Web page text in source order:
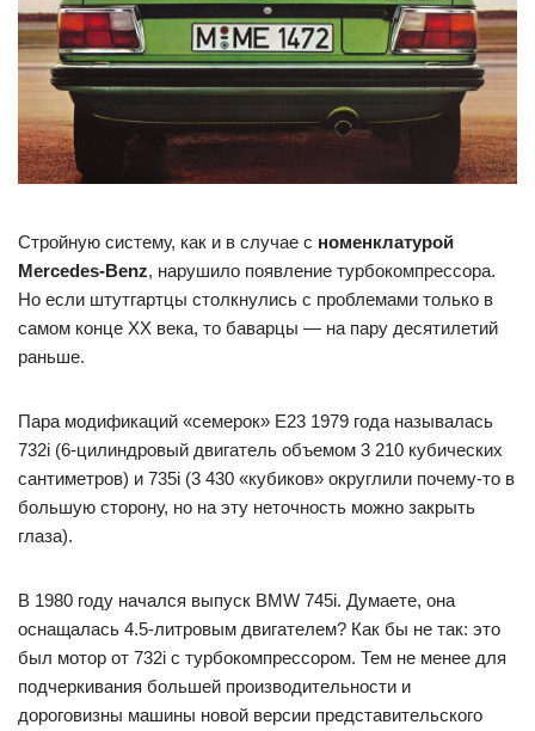
Стройную систему, как и в случае с номенклатурой
Mercedes-Benz, нарушило появление турбокомпрессора.
Но если штутгартцы столкнулись с проблемами только в
самом конце ХХ века, то баварцы — на пару десятилетий
раньше.
Пара модификаций «семерок» E23 1979 года называлась
732i (6-цилиндровый двигатель объемом 3 210 кубических
сантиметров) и 735i (3 430 «кубиков» округлили почему-то в
большую сторону, но на эту неточность можно закрыть
глаза).
В 1980 году начался выпуск BMW 745i. Думаете, она
оснащалась 4.5-литровым двигателем? Как бы не так: это
был мотор от 732i с турбокомпрессором. Тем не менее для
подчеркивания большей производительности и
дороговизны машины новой версии представительского